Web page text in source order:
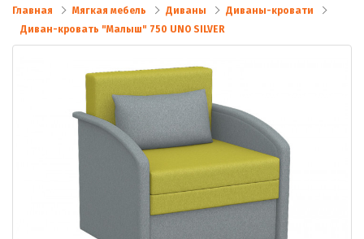
Главная Мягкая мебель Диваны
Диваны-кровати
Диван-кровать "Малыш" 750 UNO SILVER